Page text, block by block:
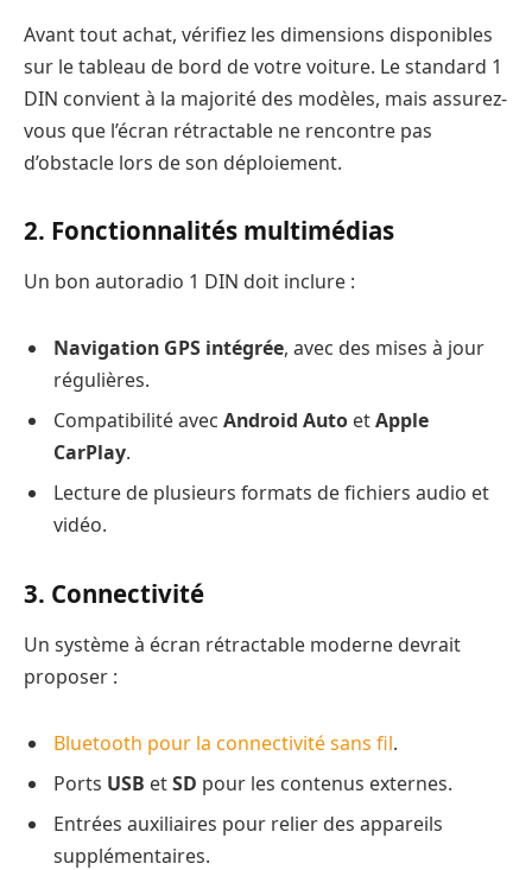
Avant tout achat, vérifiez les dimensions disponibles
sur le tableau de bord de votre voiture. Le standard 1
DIN convient à la majorité des modèles, mais assurez-
vous que l’écran rétractable ne rencontre pas
d’obstacle lors de son déploiement.
2. Fonctionnalités multimédias
Un bon autoradio 1 DIN doit inclure :
Navigation GPS intégrée, avec des mises à jour
régulières.
Compatibilité avec Android Auto etApple
CarPlay.
Lecture de plusieurs formats de fichiers audio et
vidéo.
3. Connectivité
Un système à écran rétractable moderne devrait
proposer :
Bluetooth pour la connectivité sans fil.
Ports USB etSD pour les contenus externes.
Entrées auxiliaires pour relier des appareils
supplémentaires.